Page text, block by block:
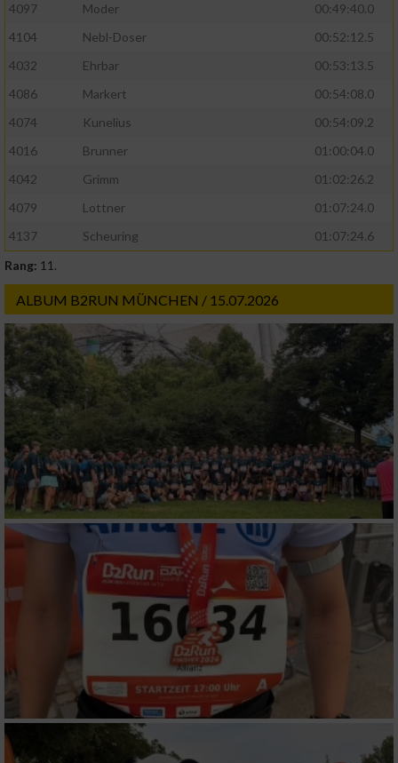
4097 Moder
00:49:40.0
4104
Nebl-Doser
00:52:12.5
4032
Ehrbar
00:53:13.5
4086
Markert
00:54:08.0
4074
Kunelius
00:54:09.2
4016
Brunner
01:00:04.0
4042
Grimm
01:02:26.2
4079
Lottner
01:07:24.0
4137
Scheuring
01:07:24.6
Rang: 11.
ALBUM B2RUN MÜNCHEN / 15.07.2026